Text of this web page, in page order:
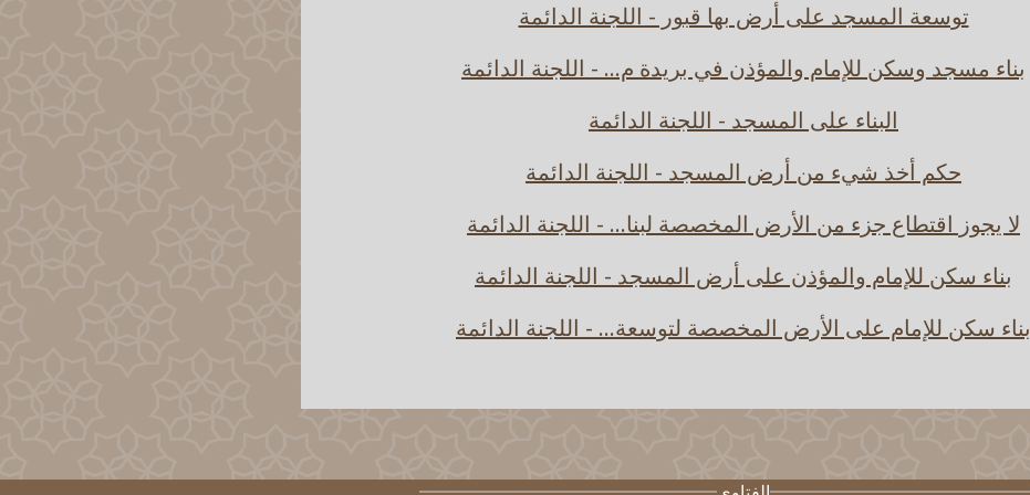
توسعة المسجد على أرض بها قبور - اللجنة الدائمة
بناء مسجد وسكن للإمام والمؤذن في بريدة م... - اللجنة الدائمة
البناء على المسجد - اللجنة الدائمة
حكم أخذ شيء من أرض المسجد - اللجنة الدائمة
لا يجوز اقتطاع جزء من الأرض المخصصة لبنا... - اللجنة الدائمة
بناء سكن للإمام والمؤذن على أرض المسجد - اللجنة الدائمة
بناء سكن للإمام على الأرض المخصصة لتوسعة... - اللجنة الدائمة